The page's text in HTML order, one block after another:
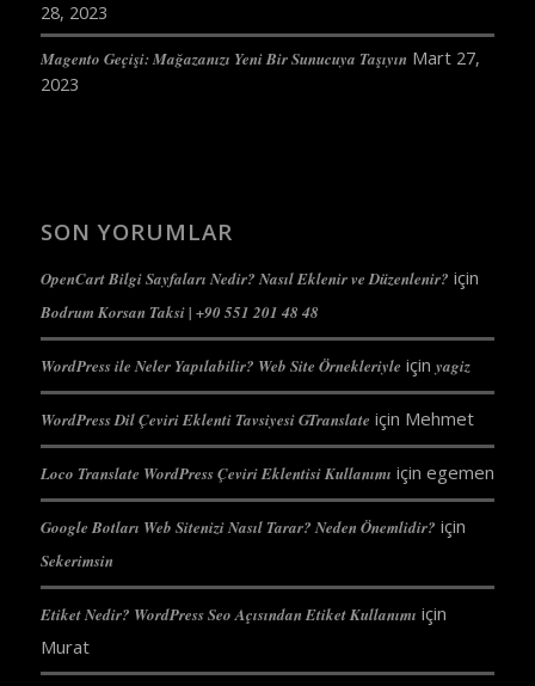
28, 2023
Magento Geçişi: Mağazanızı Yeni Bir Sunucuya Taşıyın Mart 27,
2023
SON YORUMLAR
OpenCart Bilgi Sayfaları Nedir? Nasıl Eklenir ve Düzenlenir? için
Bodrum Korsan Taksi | +90 551 201 48 48
WordPress ile Neler Yapılabilir? Web Site Örnekleriyle için yagiz
WordPress Dil Çeviri Eklenti Tavsiyesi GTranslate için Mehmet
Loco Translate WordPress Çeviri Eklentisi Kullanımı için egemen
Google Botları Web Sitenizi Nasıl Tarar? Neden Önemlidir? için
Sekerimsin
Etiket Nedir? WordPress Seo Açısından Etiket Kullanımı için
Murat